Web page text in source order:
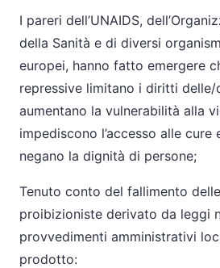
I pareri dell’UNAIDS,
della Sanità e di diversi
europei, hanno fatto emergere
repressive limitano i diritti delle/
aumentano la vulnerabilità alla
impediscono l’accesso alle cure
negano la dignità di persone;
Tenuto conto del fallimento
proibizioniste derivato da leggi
provvedimenti amministrativi
prodotto: